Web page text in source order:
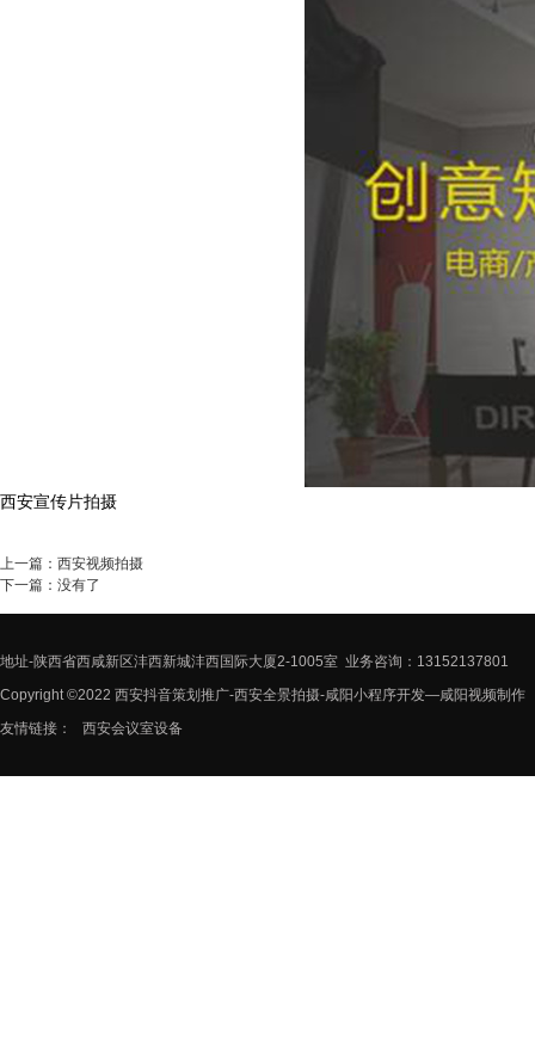
西安宣传片拍摄
上一篇： 西安视频拍摄
下一篇：没有了
地址-陕西省西咸新区沣西新城沣西国际大厦2-1005室 业务咨询：13152137801
Copyright ©2022 西安抖音策划推广-西安全景拍摄-咸阳小程序开发—咸阳视频制作
友情链接：
西安会议室设备